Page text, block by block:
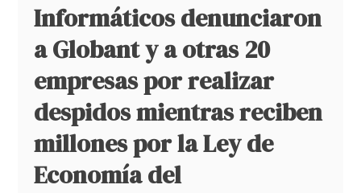
Informáticos denunciaron
a Globant y a otras 20
empresas por realizar
despidos mientras reciben
millones por la Ley de
Economía del